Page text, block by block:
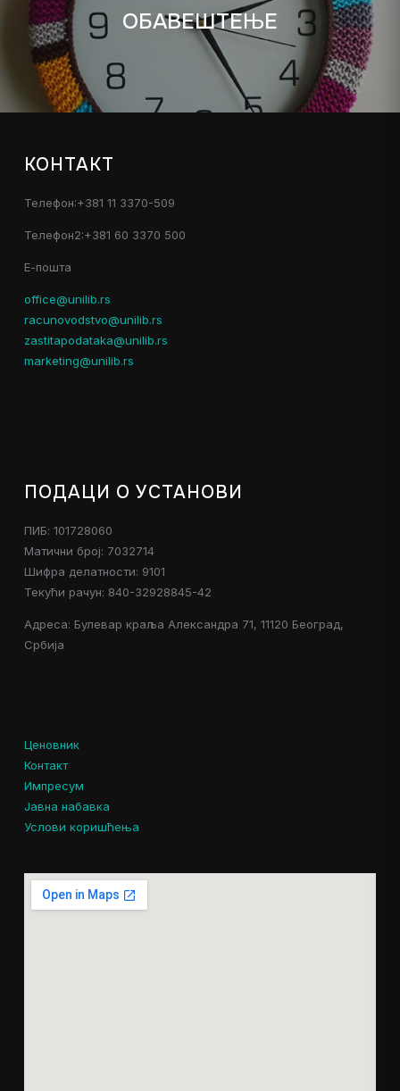
ОБАВЕШТЕЊЕ
КОНТАКТ
Телефон:+381 11 3370-509
Телефон2:+381 60 3370 500
Е-пошта
office@unilib.rs
racunovodstvo@unilib.rs
zastitapodataka@unilib.rs
marketing@unilib.rs
ПОДАЦИ О УСТАНОВИ
ПИБ: 101728060
Матични број: 7032714
Шифра делатности: 9101
Текући рачун: 840-32928845-42
Адреса: Булевар краља Александра 71, 11120 Београд,
Србија
Ценовник
Контакт
Импресум
Јавна набавка
Услови коришћења